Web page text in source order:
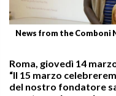
News from the Comboni
Roma, giovedì 14
“Il 15 marzo
del nostro fondatore